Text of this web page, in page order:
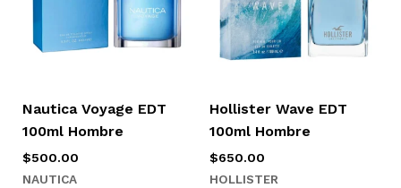
Nautica Voyage EDT
100ml Hombre
$500.00
NAUTICA
Hollister Wave EDT
100ml Hombre
$650.00
HOLLISTER